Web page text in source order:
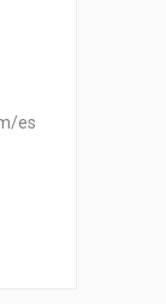
es